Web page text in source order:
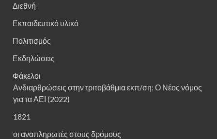
Διεθνή
Εκπαιδευτικό υλικό
Πολιτισμός
Εκδηλώσεις
Φάκελοι
Ανδιαρθρώσεις στην τριτοβάθμια εκπ/ση: Ο Νέος νόμος
για τα ΑΕΙ (2022)
1821
οι αναπληρωτές στους δρόμους